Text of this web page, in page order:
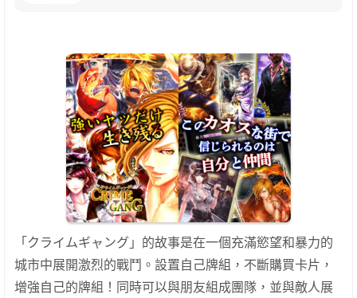
「クライムギャング」的故事是在一個充滿慾望和暴力的
城市中展開激烈的戰鬥。設置自己牌組，不斷購買卡片，
增強自己的牌組！同時可以與朋友組成團隊，並與敵人展